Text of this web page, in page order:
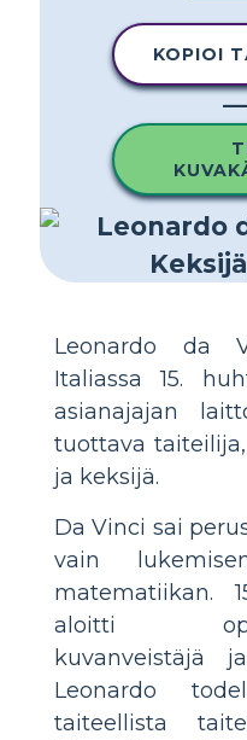
KOPIOI
—
Leonardo da
Italiassa 15.
asianajajan
tuottava
ja keksijä.
Da Vinci sai
vain
matematiikan.
aloitti
kuvanveistäjä
Leonardo
taiteellista